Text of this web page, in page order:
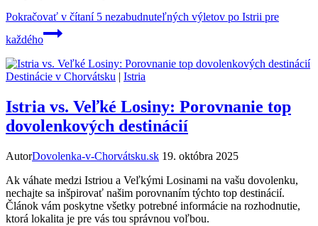
Pokračovať v čítaní5 nezabudnuteľných výletov po Istrii pre
každého
Destinácie v Chorvátsku | Istria
Istria vs. Veľké Losiny: Porovnanie top
dovolenkových destinácií
AutorDovolenka-v-Chorvátsku.sk 19. októbra 2025
Ak váhate medzi Istriou a Veľkými Losinami na vašu dovolenku,
nechajte sa inšpirovať našim porovnaním týchto top destinácií.
Článok vám poskytne všetky potrebné informácie na rozhodnutie,
ktorá lokalita je pre vás tou správnou voľbou.